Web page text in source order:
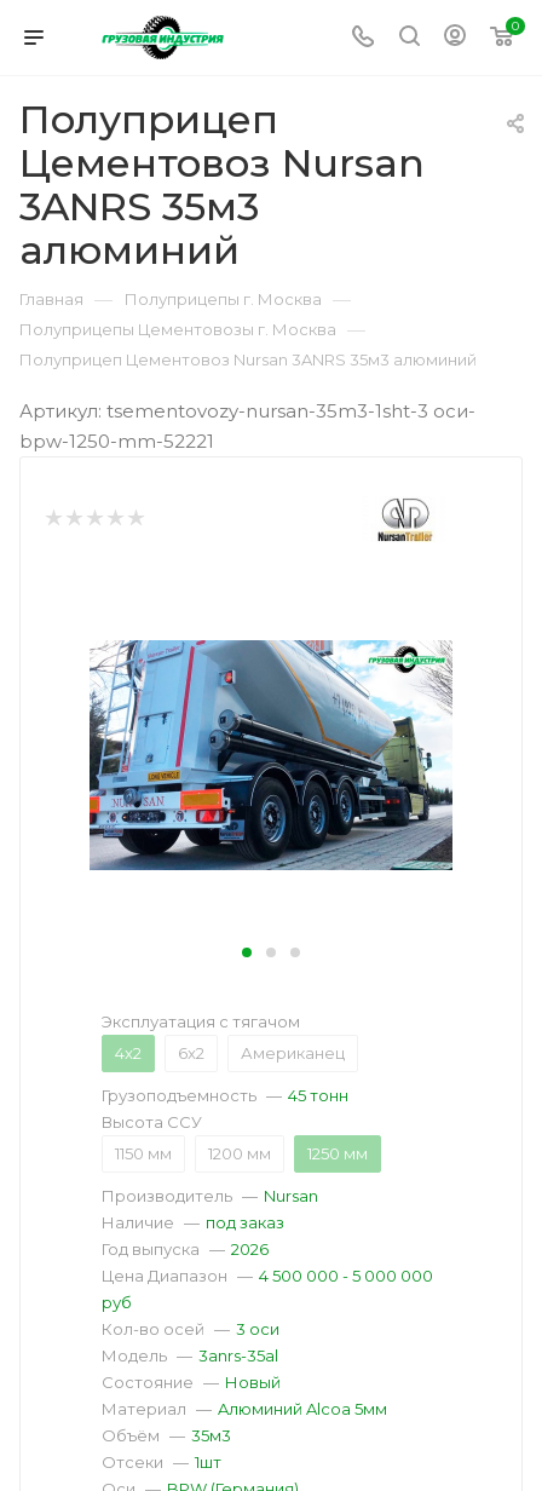
0
Полуприцеп
Цементовоз Nursan
3ANRS 35м3
алюминий
Главная — Полуприцепы г. Москва —
Полуприцепы Цементовозы г. Москва —
Полуприцеп Цементовоз Nursan 3ANRS 35м3 алюминий
Артикул: tsementovozy-nursan-35m3-1sht-3 оси-
bpw-1250-mm-52221
Эксплуатация с тягачом
4x2
6x2 Американец
Грузоподъемность — 45 тонн
Высота ССУ
1150 мм
1200 мм 1250 мм
Производитель — Nursan
Наличие — под заказ
Год выпуска — 2026
Цена Диапазон — 4 500 000 - 5 000 000
руб
Кол-во осей — 3 оси
Модель — 3anrs-35al
Состояние — Новый
Материал — Aлюминий Alcoa 5мм
Объём — 35м3
Отсеки — 1шт